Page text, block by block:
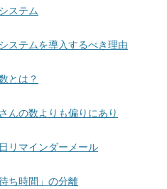
ステム
ステムを導入するべき理由
とは？
んの数よりも偏りにあり
リマインダーメール
ち時間」の分離